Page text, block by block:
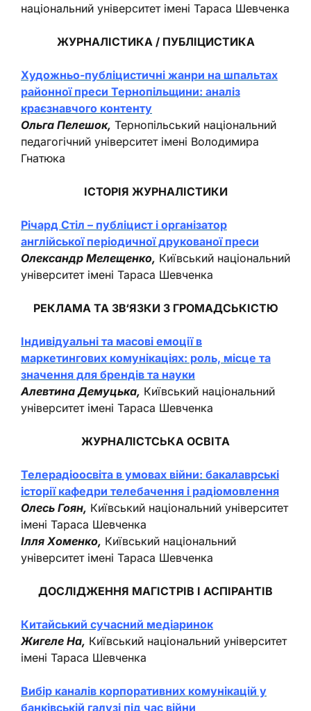
національний університет імені Тараса Шевченка
ЖУРНАЛІСТИКА / ПУБЛІЦИСТИКА
Художньо-публіцистичні жанри на шпальтах
районної преси Тернопільщини: аналіз
краєзнавчого контенту
Ольга Пелешок, Тернопільський національний
педагогічний університет імені Володимира
Гнатюка
ІСТОРІЯ ЖУРНАЛІСТИКИ
Річард Стіл – публіцист i організатор
англійської періодичної друкованої преси
Олександр Мелещенко, Київський національний
університет імені Тараса Шевченка
РЕКЛАМА ТА ЗВ‘ЯЗКИ З ГРОМАДСЬКІСТЮ
Індивідуальні та масові емоції в
маркетингових комунікаціях: роль, місце та
значення для брендів та науки
Алевтина Демуцька, Київський національний
університет імені Тараса Шевченка
ЖУРНАЛІСТСЬКА ОСВІТА
Телерадіоосвіта в умовах війни: бакалаврські
історії кафедри телебачення і радіомовлення
Олесь Гоян, Київський національний університет
імені Тараса Шевченка
Ілля Хоменко, Київський національний
університет імені Тараса Шевченка
ДОСЛІДЖЕННЯ МАГІСТРІВ І АСПІРАНТІВ
Китайський сучасний медіаринок
Жигеле На, Київський національний університет
імені Тараса Шевченка
Вибір каналів корпоративних комунікацій у
банківській галузі під час війни